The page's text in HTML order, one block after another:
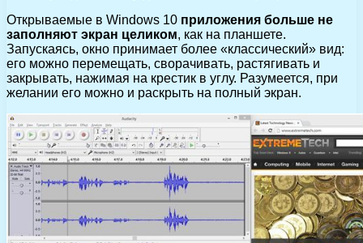
Открываемые в Windows 10 приложения больше не
заполняют экран целиком, как на планшете.
Запускаясь, окно принимает более «классический» вид:
его можно перемещать, сворачивать, растягивать и
закрывать, нажимая на крестик в углу. Разумеется, при
желании его можно и раскрыть на полный экран.